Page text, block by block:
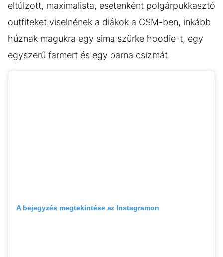
eltúlzott, maximalista, esetenként polgárpukkasztó
outfiteket viselnének a diákok a CSM-ben, inkább
húznak magukra egy sima szürke hoodie-t, egy
egyszerű farmert és egy barna csizmát.
A bejegyzés megtekintése az Instagramon